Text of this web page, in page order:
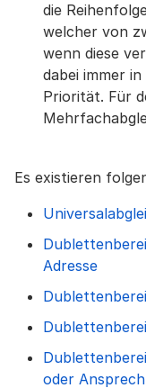
die
welcher von
wenn diese
dabei immer
Priorität. Für
Es existieren
Adresse
oder